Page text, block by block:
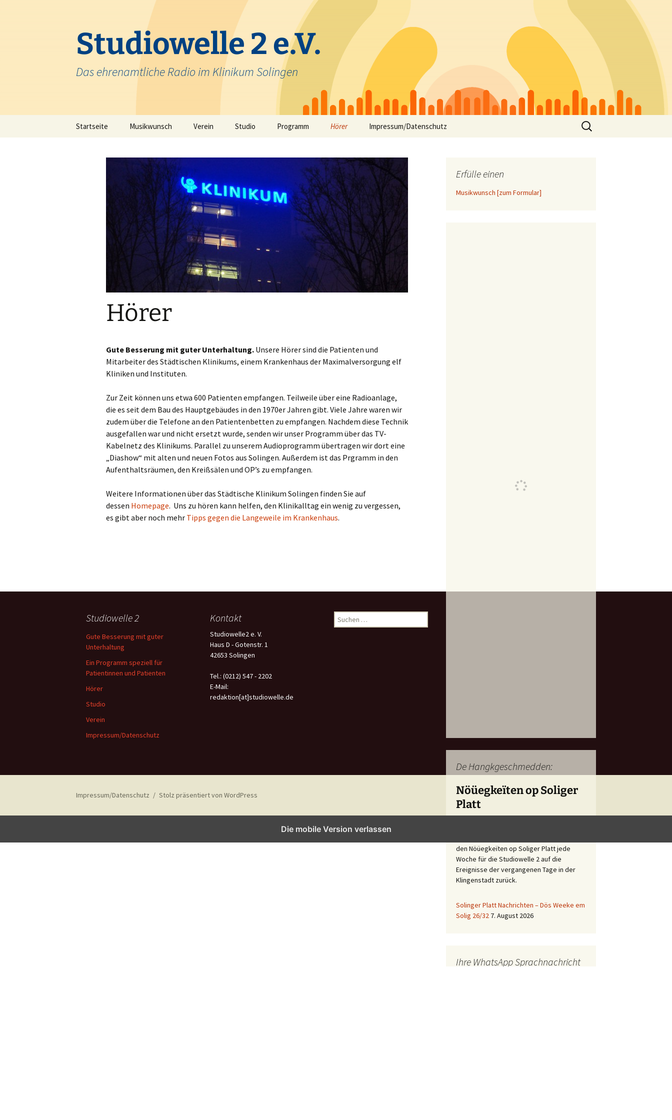
Studiowelle 2 e.V.
Das ehrenamtliche Radio im Klinikum Solingen
Startseite Musikwunsch Verein
Krankenhausfunk
Studio Programm
Platt – aktuelle Mundart
Jeck im Klinikum
TV-Angebot
Hörer Impressum/Datenschutz
Suchen
nach:
Hörer
Gute Besserung mit guter Unterhaltung. Unsere Hörer sind die Patienten und
Mitarbeiter des Städtischen Klinikums, einem Krankenhaus der Maximalversorgung elf
Kliniken und Instituten.
Zur Zeit können uns etwa 600 Patienten empfangen. Teilweile über eine Radioanlage,
die es seit dem Bau des Hauptgebäudes in den 1970er Jahren gibt. Viele Jahre waren wir
zudem über die Telefone an den Patientenbetten zu empfangen. Nachdem diese Technik
ausgefallen war und nicht ersetzt wurde, senden wir unser Programm über das TV-
Kabelnetz des Klinikums. Parallel zu unserem Audioprogramm übertragen wir dort eine
„Diashow“ mit alten und neuen Fotos aus Solingen. Außerdem ist das Prgramm in den
Aufenthaltsräumen, den Kreißsälen und OP’s zu empfangen.
Weitere Informationen über das Städtische Klinikum Solingen finden Sie auf
dessen Homepage. Uns zu hören kann helfen, den Klinikalltag ein wenig zu vergessen,
es gibt aber noch mehr Tipps gegen die Langeweile im Krankenhaus.
Erfülle einen
Musikwunsch [zum Formular]
De Hangkgeschmedden:
Nöüegkeïten op Soliger
Platt
den Nöüegkeïten op Soliger Platt jede
Woche für die Studiowelle 2 auf die
Ereignisse der vergangenen Tage in der
Klingenstadt zurück.
Solinger Platt Nachrichten – Dös Weeke em
Solig 26/32 7. August 2026
Ihre WhatsApp Sprachnachricht
Studiowelle 2
Gute Besserung mit guter
Unterhaltung
Ein Programm speziell für
Patientinnen und Patienten
Hörer
Studio
Verein
Impressum/Datenschutz
Kontakt
Studiowelle2 e. V.
Haus D - Gotenstr. 1
42653 Solingen
Tel.: (0212) 547 - 2202
E-Mail:
redaktion[at]studiowelle.de
u
Impressum/Datenschutz Stolz präsentiert von WordPress
Die mobile Version verlassen